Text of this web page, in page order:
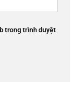
trong trình duyệt